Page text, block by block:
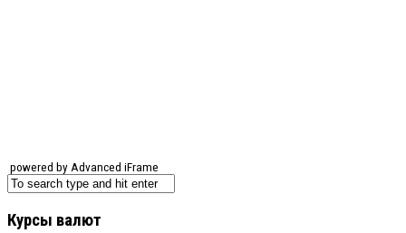
powered by Advanced iFrame
Курсы валют